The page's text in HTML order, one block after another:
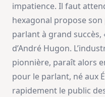
impatience. Il faut
hexagonal propose
parlant à grand succès,
d’André Hugon.
pionnière, paraît alors
pour le parlant, né aux
rapidement le public